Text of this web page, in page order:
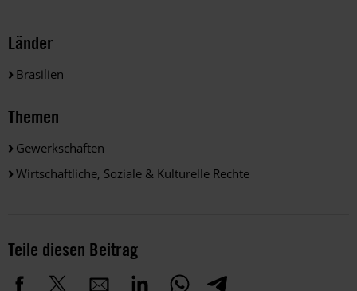
Länder
Brasilien
Themen
Gewerkschaften
Wirtschaftliche, Soziale & Kulturelle Rechte
Teile diesen Beitrag